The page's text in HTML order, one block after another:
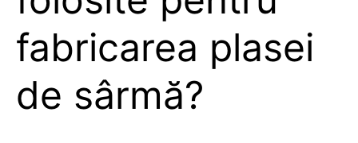
fabricarea plasei
de sârmă?